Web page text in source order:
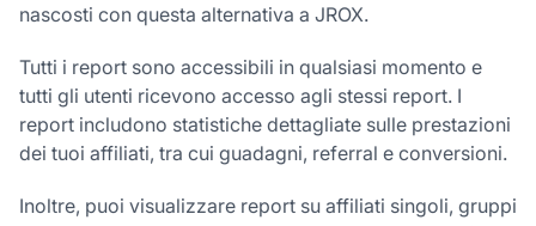
nascosti con questa alternativa a JROX.
Tutti i report sono accessibili in qualsiasi momento e
tutti gli utenti ricevono accesso agli stessi report. I
report includono statistiche dettagliate sulle prestazioni
dei tuoi affiliati, tra cui guadagni, referral e conversioni.
Inoltre, puoi visualizzare report su affiliati singoli, gruppi